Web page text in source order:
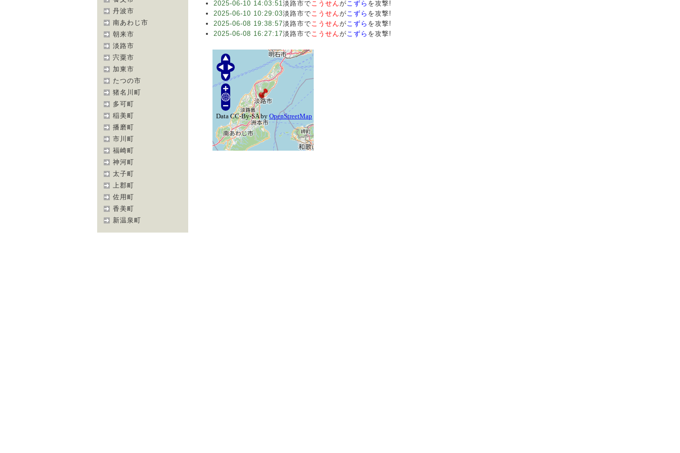
丹波市
南あわじ市
朝来市
淡路市
宍粟市
加東市
たつの市
猪名川町
多可町
稲美町
播磨町
市川町
福崎町
神河町
太子町
上郡町
佐用町
香美町
新温泉町
2025-06-10 14:03:51淡路市でこうせんがこずら を攻撃!
2025-06-10 10:29:03淡路市でこうせんがこずら を攻撃!
2025-06-08 19:38:57淡路市でこうせんがこずら を攻撃!
2025-06-08 16:27:17淡路市でこうせんがこずら を攻撃!